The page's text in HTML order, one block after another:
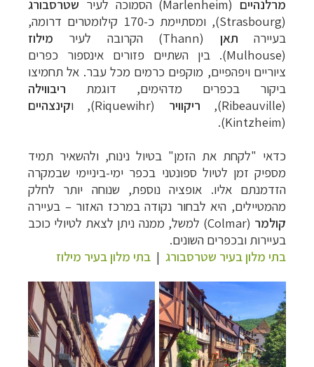
מרלנהיים (Marlenheim) הסמוכה לעיר
שטרסבורג
(
Strasbourg
), ומסתיימת כ-170 קילומטרים דרומה,
בעיירה תאן (Thann) הקרובה לעיר
מילוז
(
Mulhouse). בין השתיים פזורים אינספור כפרים
ציוריים ויפהפיים, מוקפים כרמים מכל עבר. אל תחמיצו
ביקור בכפרים מדהימים, דוגמת ריבווילה
(
Ribeauville
), ריקוויר (
Riquewihr), וקינצהיים
(
Kintzheim
).
כדאי "לקחת את הזמן" בטיול נינוח, ולהשאיר תמיד
מספיק זמן לטיול ספונטני בכפר ימי-ביניימי שבמקרה
הזדמנתם אליו. אופציה נוספת, שנוחה יותר לחלק
מהמטיילים, היא לבחור נקודה במרכז האזור– בעיירה
קולמר (
Colmar) למשל, ממנה ניתן לצאת לטיולי כוכב
בעיירות ובכפרים השונים.
בתי מלון בעיר שטרסבורג | בתי מלון בעיר מילוז